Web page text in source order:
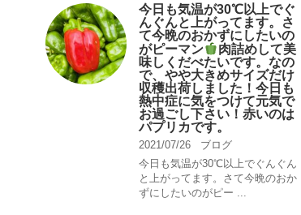
今日も気温が30℃以上でぐ
んぐんと上がってます。さ
て今晩のおかずにしたいの
がピーマン
肉詰めして美
味しくだべたいです。なの
で、やや大きめサイズだけ
収穫出荷しました！今日も
熱中症に気をつけて元気で
お過ごし下さい！赤いのは
パプリカです。
2021/07/26
ブログ
今日も気温が30℃以上でぐんぐん
と上がってます。さて今晩のおか
ずにしたいのがピー ...